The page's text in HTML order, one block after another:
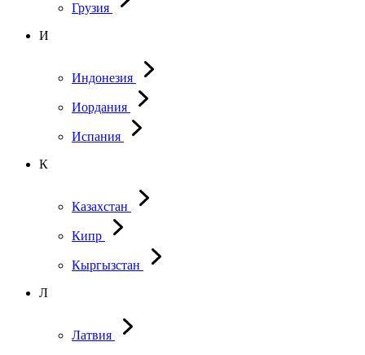
Грузия
И
Индонезия
Иордания
Испания
К
Казахстан
Кипр
Кыргызстан
Л
Латвия